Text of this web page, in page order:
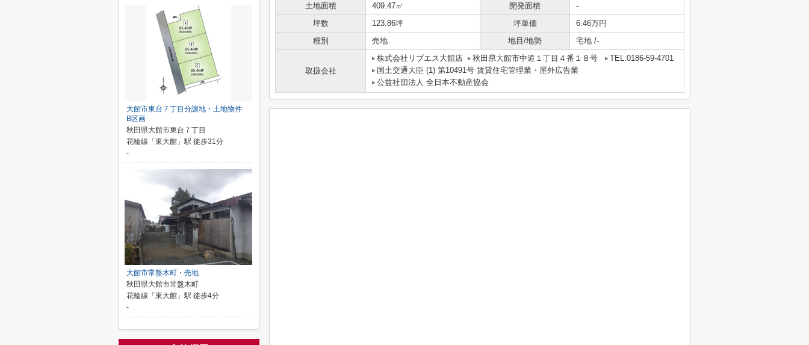
土地面積
409.47㎡ 開発面積
-
坪数
123.86坪 坪単価
6.46万円
種別
売地 地目/地勢 宅地 /-
取扱会社
株式会社リブエス大館店 秋田県大館市中道１丁目４番１８号
TEL:0186-59-4701
国土交通大臣 (1) 第10491号 賃貸住宅管理業・屋外広告業
公益社団法人 全日本不動産協会
大館市東台７丁目分譲地・土地物件
B区画
秋田県大館市東台７丁目
花輪線「東大館」駅 徒歩31分
-
大館市常盤木町・売地
秋田県大館市常盤木町
花輪線「東大館」駅 徒歩4分
-